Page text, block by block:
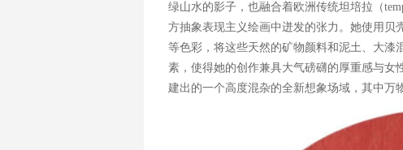
绿山水的影子，也融合着欧洲传统坦培拉（
方抽象表现主义绘画中迸发的张力。她使用贝
等色彩，将这些天然的矿物颜料和泥土、大漆
素，使得她的创作兼具大气磅礴的厚重感与女
建出的一个高度混杂的全新想象场域，其中万